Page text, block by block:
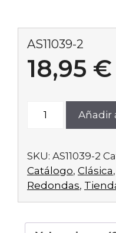
AS11039-2
18,95 €
Añadir
SKU: AS11039-2
Catálogo, Clásica,
Redondas,